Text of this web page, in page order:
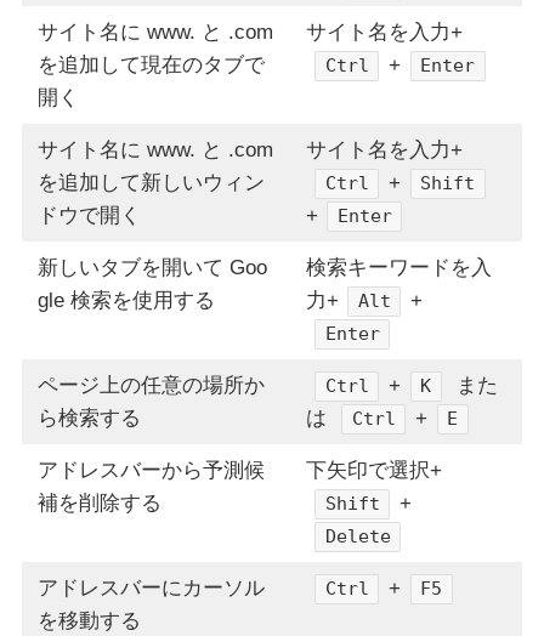
サイト名に www. と .com
を追加して現在のタブで
開く
サイト名を入力+
Ctrl + Enter
サイト名に www. と .com
を追加して新しいウィン
ドウで開く
サイト名を入力+
Ctrl + Shift
+ Enter
新しいタブを開いて Goo
gle 検索を使用する
検索キーワードを入
力+
Alt +
Enter
ページ上の任意の場所か
ら検索する
Ctrl + K
また
は
Ctrl + E
アドレスバーから予測候
補を削除する
下矢印で選択+
Shift +
Delete
アドレスバーにカーソル
を移動する
Ctrl + F5